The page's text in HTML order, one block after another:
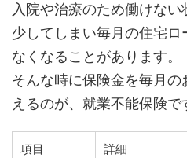
入院や治療のため働けな
少してしまい毎月の住宅ロ
なくなることがあります。
そんな時に保険金を毎月
えるのが、就業不能保険で
項目 詳細